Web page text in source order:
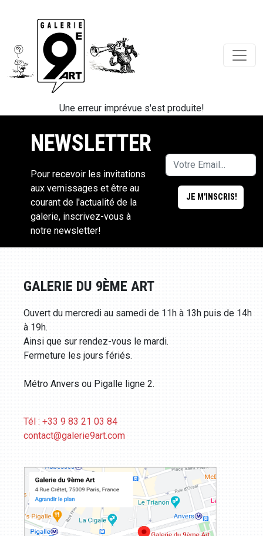
Une erreur imprévue s'est produite!
NEWSLETTER
Pour recevoir les invitations
aux vernissages et être au
courant de l'actualité de la
galerie, inscrivez-vous à
notre newsletter!
GALERIE DU 9ÈME ART
Ouvert du mercredi au samedi de 11h à 13h puis de 14h
à 19h.
Ainsi que sur rendez-vous le mardi.
Fermeture les jours fériés.
Métro Anvers ou Pigalle ligne 2.
Tél : +33 9 83 21 03 84
contact@galerie9art.com